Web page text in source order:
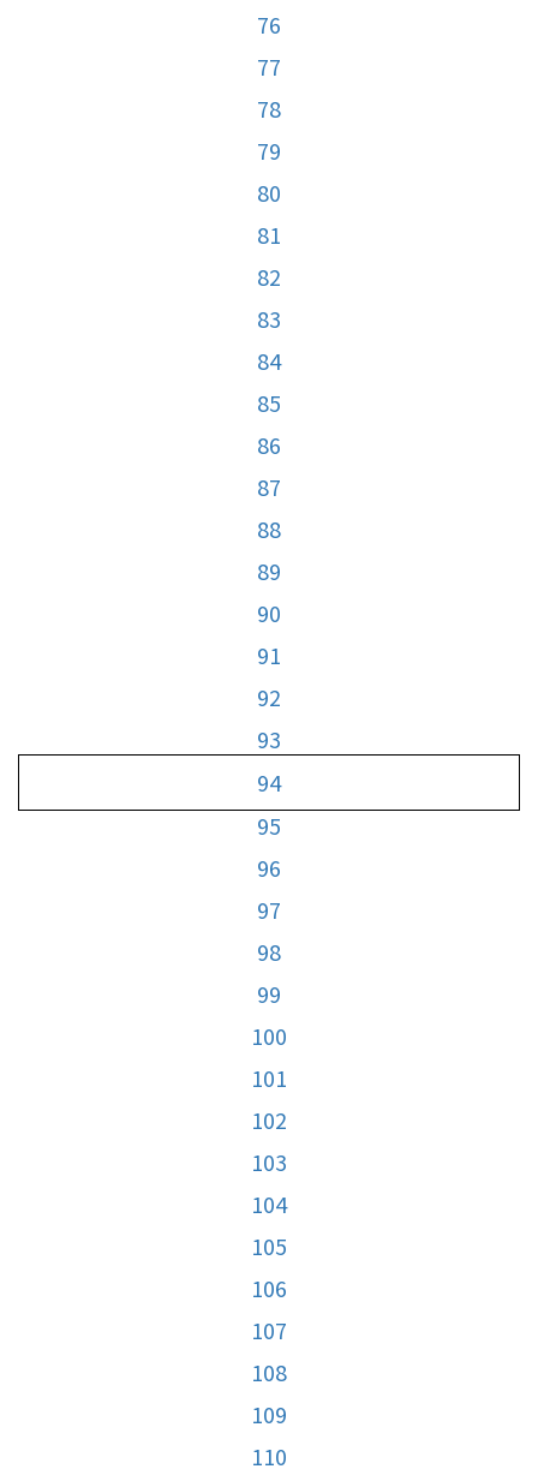
76
77
78
79
80
81
82
83
84
85
86
87
88
89
90
91
92
93
94
95
96
97
98
99
100
101
102
103
104
105
106
107
108
109
110